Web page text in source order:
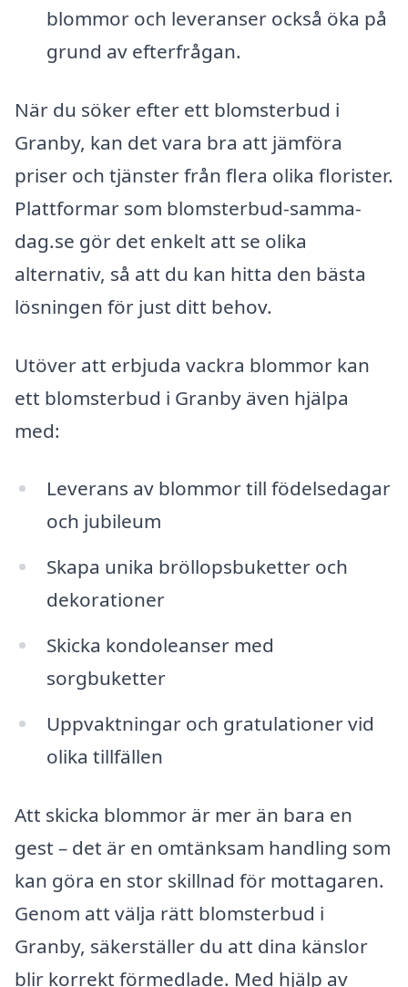
blommor och leveranser också öka på
grund av efterfrågan.
När du söker efter ett blomsterbud i
Granby, kan det vara bra att jämföra
priser och tjänster från flera olika florister.
Plattformar som blomsterbud-samma-
dag.se gör det enkelt att se olika
alternativ, så att du kan hitta den bästa
lösningen för just ditt behov.
Utöver att erbjuda vackra blommor kan
ett blomsterbud i Granby även hjälpa
med:
Leverans av blommor till födelsedagar
och jubileum
Skapa unika bröllopsbuketter och
dekorationer
Skicka kondoleanser med
sorgbuketter
Uppvaktningar och gratulationer vid
olika tillfällen
Att skicka blommor är mer än bara en
gest – det är en omtänksam handling som
kan göra en stor skillnad för mottagaren.
Genom att välja rätt blomsterbud i
Granby, säkerställer du att dina känslor
blir korrekt förmedlade. Med hjälp av